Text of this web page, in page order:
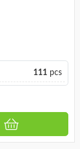
111 pcs